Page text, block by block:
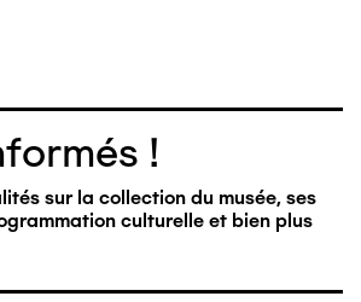
!
sur la collection du musée, ses
culturelle et bien plus